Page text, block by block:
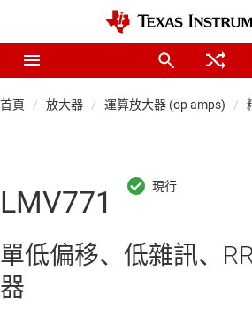
首頁 放大器 運算放大器 (op amps)
LMV771
單低偏移、低雜訊、
器